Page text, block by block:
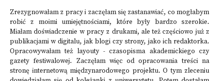
Zrezygnowałam z pracy i zaczęłam się zastanawiać, co mogłabym
robić z moimi umiejętnościami, które były bardzo szerokie.
Miałam doświadczenie w pracy z drukami, ale też częściowo już z
publikacjami w digitalu, jak blogi czy strony, jako ich redaktorka.
Opracowywałam też layouty - czasopisma akademickiego czy
gazety festiwalowej. Zaczęłam więc od opracowania treści na
stronę internetową międzynarodowego projektu. O tym zleceniu